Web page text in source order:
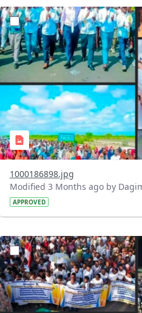
1000186898.jpg
Modified 3 Months ago by
APPROVED